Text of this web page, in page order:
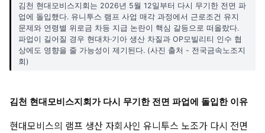
김천 현대모비스지회는 2026년 5월 12일부터 다시 무기한 전면 파
업에 돌입했다. 유니투스 램프 사업 매각 과정에서 근로조건 유지
문제와 연령별 위로금 차등 지급 논란이 핵심 갈등으로 떠올랐다.
파업이 길어질 경우 현대차·기아 생산 차질과 OP모빌리티 인수 협
상에도 영향을 줄 가능성이 제기된다. (사진 출처 - 전국금속노조지
회)
김천 현대모비스지회가 다시 무기한 전면 파업에 돌입한 이유
현대모비스의 램프 생산 자회사인 유니투스 노조가 다시 전면